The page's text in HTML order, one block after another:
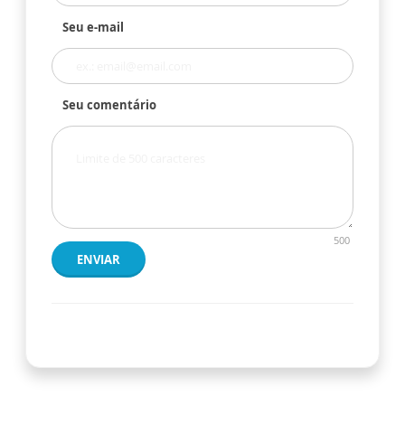
Seu e-mail
Seu comentário
500
ENVIAR